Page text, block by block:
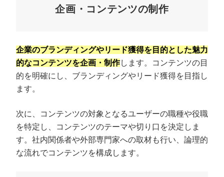
企画・コンテンツの制作
企業のブランディングやリード獲得を目的とした魅力
的なコンテンツを企画・制作します。コンテンツの目
的を明確にし、ブランディングやリード獲得を目指し
ます。
次に、コンテンツの対象となるユーザーの職種や役職
を特定し、コンテンツのテーマや切り口を決定しま
す。社内関係者や外部専門家への取材も行い、論理的
な流れでコンテンツを構成します。